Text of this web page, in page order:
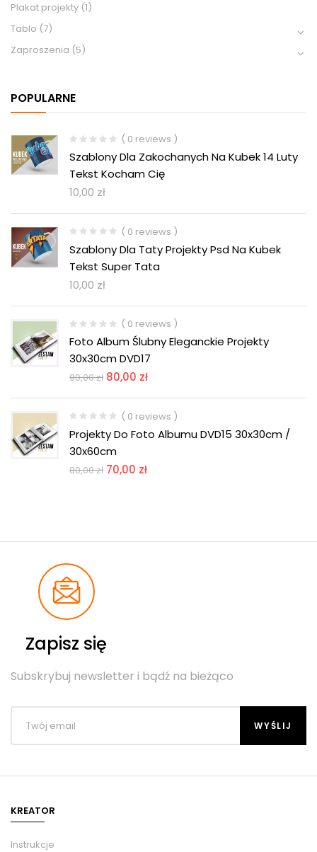
Plakat projekty (1)
Tablo (7)
Zaproszenia (5)
POPULARNE
( 0 reviews )
Szablony Dla Zakochanych Na Kubek 14 Luty
Tekst Kocham Cię
10,00 zł
( 0 reviews )
Szablony Dla Taty Projekty Psd Na Kubek
Tekst Super Tata
10,00 zł
( 0 reviews )
Foto Album Ślubny Eleganckie Projekty
30x30cm DVD17
90,00zł 80,00 zł
( 0 reviews )
Projekty Do Foto Albumu DVD15 30x30cm /
30x60cm
80,00zł 70,00 zł
Zapisz się
Subskrybuj newsletter i bądź na bieżąco
KREATOR
Instrukcje